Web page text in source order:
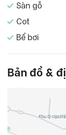
Sàn gỗ
Cot
Bể bơi
Bản đồ &